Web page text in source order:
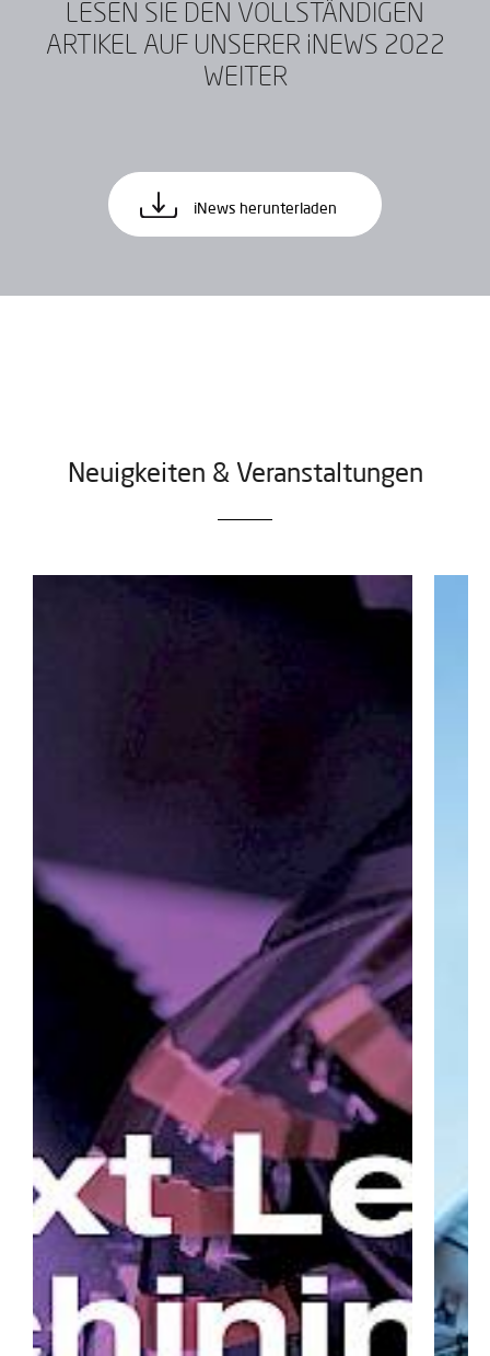
LESEN SIE DEN VOLLSTÄNDIGEN
ARTIKEL AUF UNSERER iNEWS 2022
WEITER
iNews herunterladen
Neuigkeiten & Veranstaltungen